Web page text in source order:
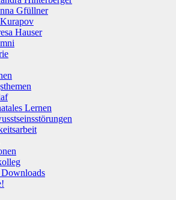
Gfüllner
Hauser
Lernen